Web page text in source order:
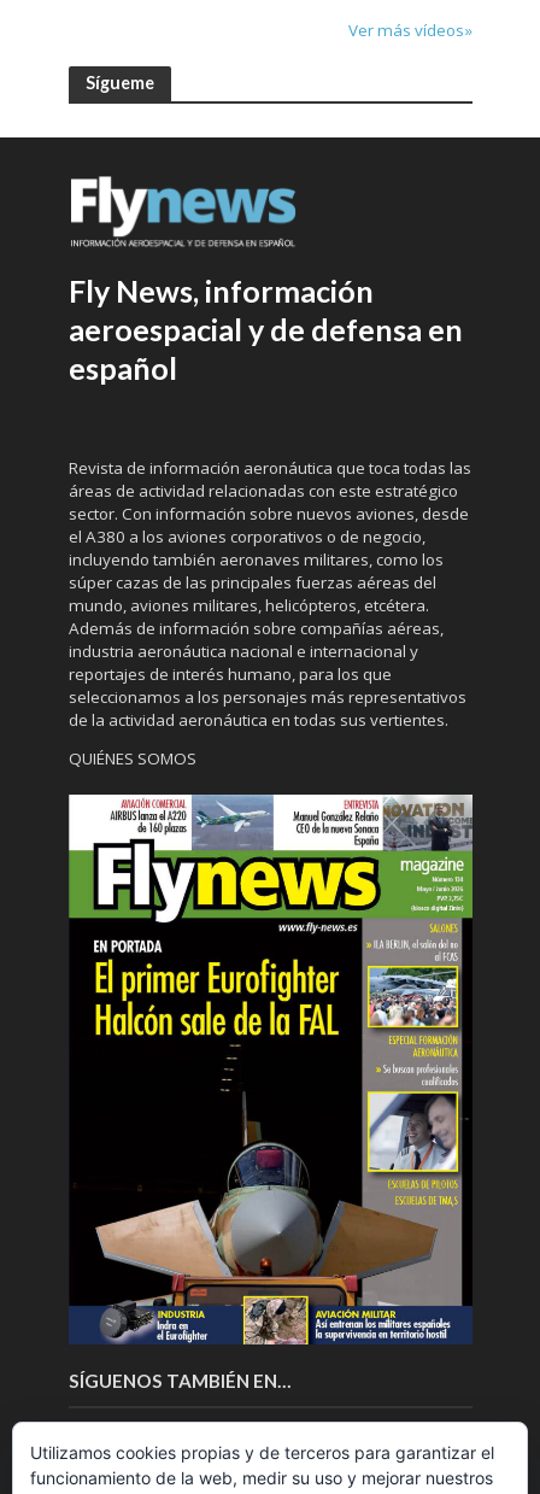
Ver más vídeos»
Sígueme
Fly News, información
aeroespacial y de defensa en
español
Revista de información aeronáutica que toca todas las
áreas de actividad relacionadas con este estratégico
sector. Con información sobre nuevos aviones, desde
el A380 a los aviones corporativos o de negocio,
incluyendo también aeronaves militares, como los
súper cazas de las principales fuerzas aéreas del
mundo, aviones militares, helicópteros, etcétera.
Además de información sobre compañías aéreas,
industria aeronáutica nacional e internacional y
reportajes de interés humano, para los que
seleccionamos a los personajes más representativos
de la actividad aeronáutica en todas sus vertientes.
QUIÉNES SOMOS
SÍGUENOS TAMBIÉN EN…
Utilizamos cookies propias y de terceros para garantizar el
funcionamiento de la web, medir su uso y mejorar nuestros